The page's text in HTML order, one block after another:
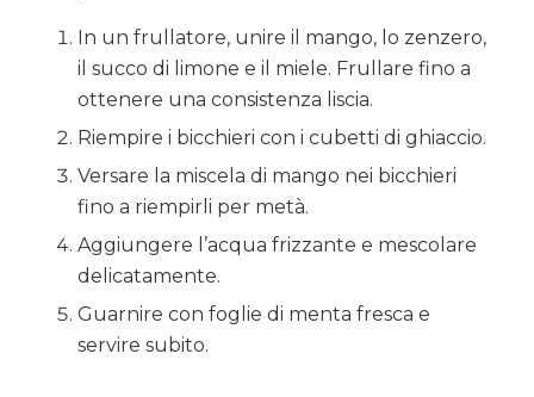
In un frullatore, unire il mango, lo zenzero,
il succo di limone e il miele. Frullare fino a
ottenere una consistenza liscia.
Riempire i bicchieri con i cubetti di ghiaccio.
Versare la miscela di mango nei bicchieri
fino a riempirli per metà.
Aggiungere l’acqua frizzante e mescolare
delicatamente.
Guarnire con foglie di menta fresca e
servire subito.